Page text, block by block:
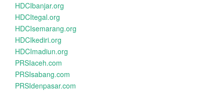
HDCIbanjar.org
HDCItegal.org
HDCIsemarang.org
HDCIkediri.org
HDCImadiun.org
PRSIaceh.com
PRSIsabang.com
PRSIdenpasar.com